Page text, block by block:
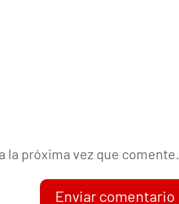
la próxima vez que comente.
Enviar comentario